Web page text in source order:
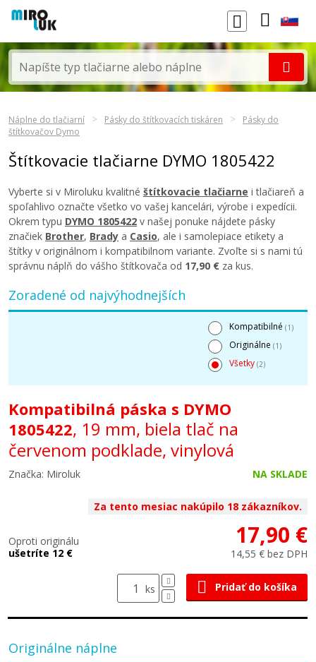
Náplne do tlačiarní Pásky do štítkovacích tiskáren
Pásky do
štítkovačov Dymo
Štítkovacie tlačiarne DYMO 1805422
Vyberte si v Miroluku kvalitné štítkovacie tlačiarne i tlačiareň a
spoľahlivo označte všetko vo vašej kancelári, výrobe i expedícii.
Okrem typu DYMO 1805422 v našej ponuke nájdete pásky
značiek Brother, Brady a Casio, ale i samolepiace etikety a
štítky v originálnom i kompatibilnom variante. Zvoľte si s nami tú
správnu náplň do vášho štítkovača od 17,90 € za kus.
Zoradené od najvýhodnejších
Kompatibilné (1)
Originálne (1)
Všetky (2)
Kompatibilná páska s DYMO
1805422, 19 mm, biela tlač na
červenom podklade, vinylová
Značka: Miroluk NA SKLADE
Za tento mesiac nakúpilo 18 zákazníkov.
Oproti originálu
ušetríte 12 €
17,90 €
14,55 € bez DPH
ks Pridať do košíka
Originálne náplne